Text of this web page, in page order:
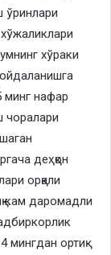
ўринлари
хўраки
минг нафар
чоралари
деҳқон
орқали
кам даромадли
ортиқ